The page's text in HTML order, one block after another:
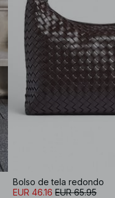
Bolso de tela redondo
EUR 46.16 EUR 65.95